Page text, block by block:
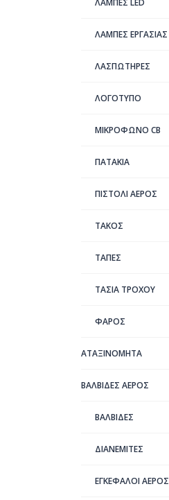
ΛΑΜΠΕΣ LED
ΛΑΜΠΕΣ ΕΡΓΑΣΙΑΣ
ΛΑΣΠΩΤΗΡΕΣ
ΛΟΓΟΤΥΠΟ
ΜΙΚΡΟΦΩΝΟ CB
ΠΑΤΑΚΙΑ
ΠΙΣΤΟΛΙ ΑΕΡΟΣ
ΤΑΚΟΣ
ΤΑΠΕΣ
ΤΑΣΙΑ ΤΡΟΧΟΥ
ΦΑΡΟΣ
ΑΤΑΞΙΝΌΜΗΤΑ
ΒΑΛΒΙΔΕΣ ΑΕΡΟΣ
ΒΑΛΒΙΔΕΣ
ΔΙΑΝΕΜΙΤΕΣ
ΕΓΚΕΦΑΛΟΙ ΑΕΡΟΣ